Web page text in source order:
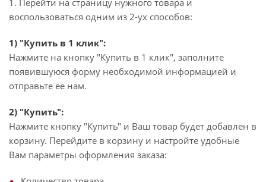
1. Перейти на страницу нужного товара и
воспользоваться одним из 2-ух способов:
1) "Купить в 1 клик":
Нажмите на кнопку "Купить в 1 клик", заполните
появившуюся форму необходимой информацией и
отправьте ее нам.
2) "Купить":
Нажмите кнопку "Купить" и Ваш товар будет добавлен в
корзину. Перейдите в корзину и настройте удобные
Вам параметры оформления заказа: